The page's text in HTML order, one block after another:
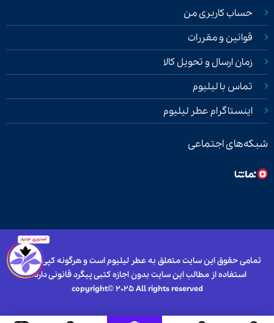
حساب کاربری من
قوانین و مقررات
زمان ارسال و تحویل کالا
تماس با لیلیوم
اینستاگرام عطر لیلیوم
شبکه‌های اجتماعی
تمامی حقوق این سایت متعلق به عطر لیلیوم است و هرگونه کپی برداری و
استفاده از مطالب این سایت بدون اجازه کتبی پیگرد قانونی دارد.
copyright© 2025 All rights reserved